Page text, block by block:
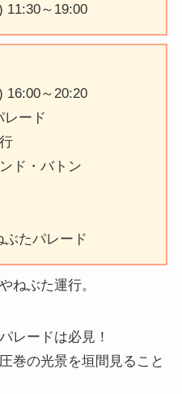
～19:00
～20:20
ード
ド・バトン
たパレード
ねぶた運行。
レードは必見！
巻の光景を垣間見ること